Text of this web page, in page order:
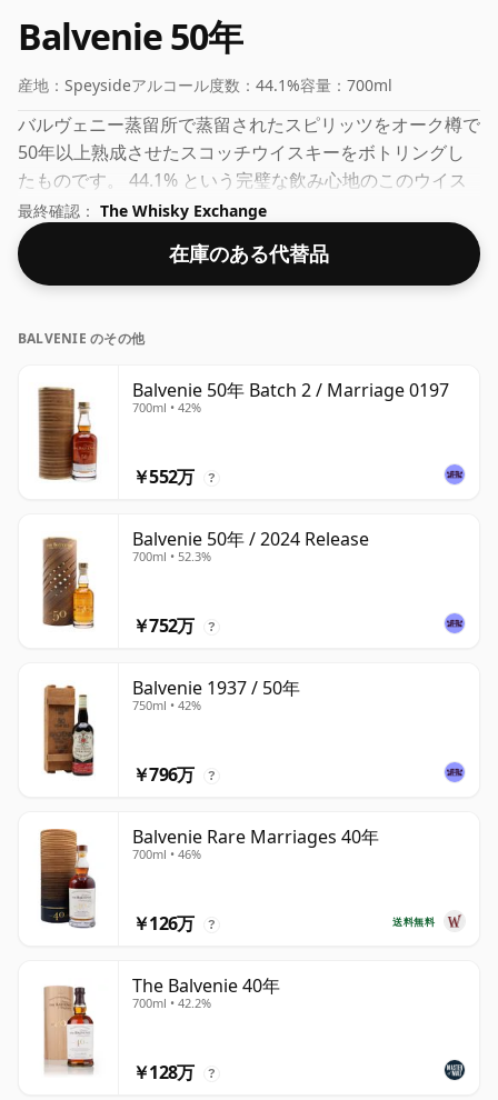
Balvenie 50年
産地： Speysideアルコール度数： 44.1%容量： 700ml
バルヴェニー蒸留所で蒸留されたスピリッツをオーク樽で
50年以上熟成させたスコッチウイスキーをボトリングし
たものです。 44.1% という完璧な飲み心地のこのウイス
キーは、70cl の容器に瓶詰めされています。
最終確認： The Whisky Exchange
在庫のある代替品
BALVENIE のその他
Balvenie 50年 Batch 2 / Marriage 0197
700ml • 42%
￥552万 ?
Balvenie 50年 / 2024 Release
700ml • 52.3%
￥752万 ?
Balvenie 1937 / 50年
750ml • 42%
￥796万 ?
Balvenie Rare Marriages 40年
700ml • 46%
送料無料
￥126万 ?
The Balvenie 40年
700ml • 42.2%
￥128万 ?